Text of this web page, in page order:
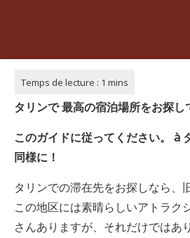
タリンで最高の宿泊場所をお探し
このガイドに従ってください。 à
同様に！
タリンでの滞在先をお探しなら、
この地区には素晴らしいアトラク
さんありますが、それだけではあ